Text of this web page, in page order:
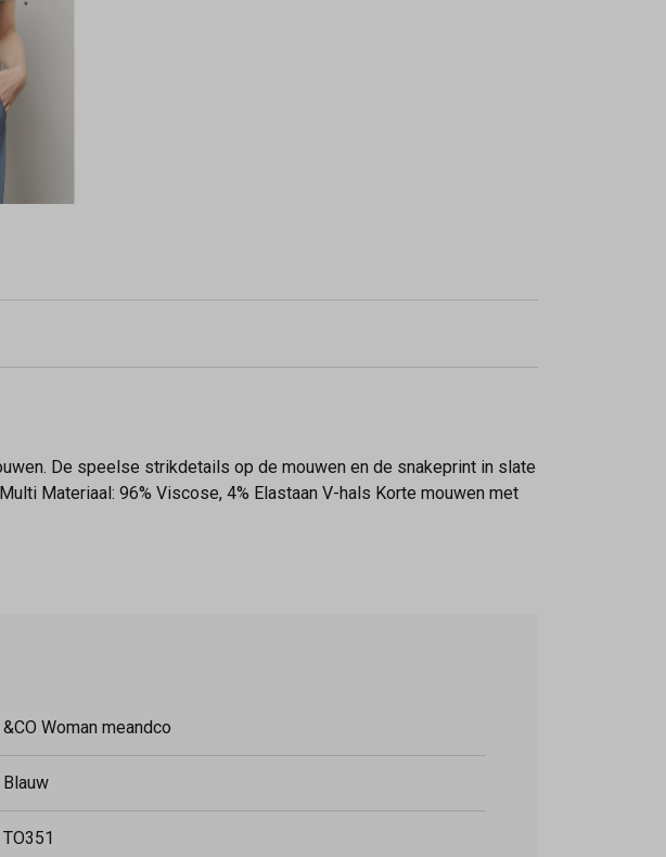
De speelse strikdetails op de mouwen en de snakeprint in slate
Materiaal: 96% Viscose, 4% Elastaan V-hals Korte mouwen met
&CO Woman meandco
Blauw
TO351